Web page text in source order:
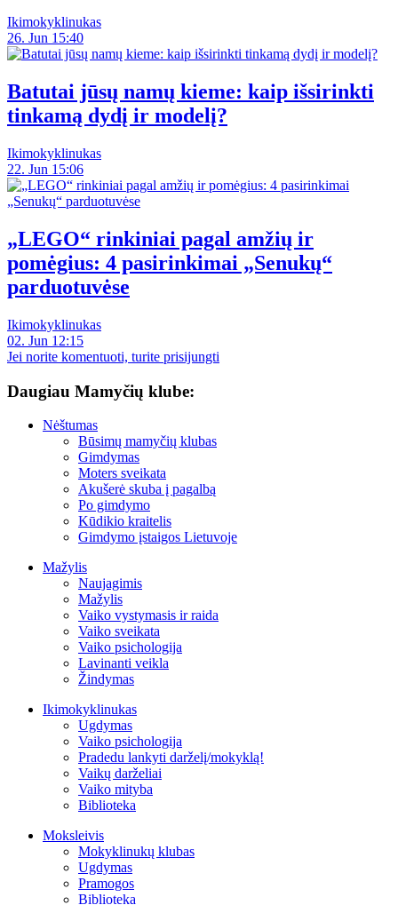
Ikimokyklinukas
26. Jun 15:40
Batutai jūsų namų kieme: kaip išsirinkti
tinkamą dydį ir modelį?
Ikimokyklinukas
22. Jun 15:06
„LEGO“ rinkiniai pagal amžių ir
pomėgius: 4 pasirinkimai „Senukų“
parduotuvėse
Ikimokyklinukas
02. Jun 12:15
Jei norite komentuoti, turite prisijungti
Daugiau Mamyčių klube:
Nėštumas
Būsimų mamyčių klubas
Gimdymas
Moters sveikata
Akušerė skuba į pagalbą
Po gimdymo
Kūdikio kraitelis
Gimdymo įstaigos Lietuvoje
Mažylis
Naujagimis
Mažylis
Vaiko vystymasis ir raida
Vaiko sveikata
Vaiko psichologija
Lavinanti veikla
Žindymas
Ikimokyklinukas
Ugdymas
Vaiko psichologija
Pradedu lankyti darželį/mokyklą!
Vaikų darželiai
Vaiko mityba
Biblioteka
Moksleivis
Mokyklinukų klubas
Ugdymas
Pramogos
Biblioteka